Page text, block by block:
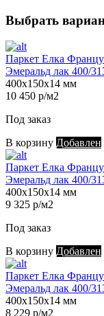
Выбрать
Паркет Елка
Эмеральд лак 400/
400х150х14 мм
10 450 р/м2
Под заказ
В корзину Добавлен
Паркет Елка
Эмеральд лак 400/
400х150х14 мм
9 325 р/м2
Под заказ
В корзину Добавлен
Паркет Елка
Эмеральд лак 400/
400х150х14 мм
8 229 р/м2